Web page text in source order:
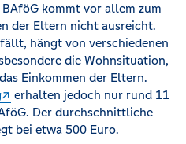
kommt vor allem zum
der Eltern nicht ausreicht.
hängt von verschiedenen
die Wohnsituation,
Einkommen der Eltern.
erhalten jedoch nur rund 11
Der durchschnittliche
bei etwa 500 Euro.